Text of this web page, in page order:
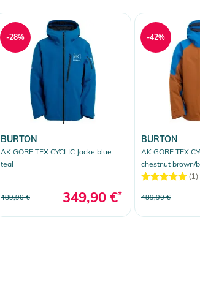
BURTON
AK GORE TEX CYCLIC Jacke blue
teal
489,90 € 349,90 €*
-28%
BURTON
AK GORE TEX
chestnut brown/
(1)
489,90 €
-42%